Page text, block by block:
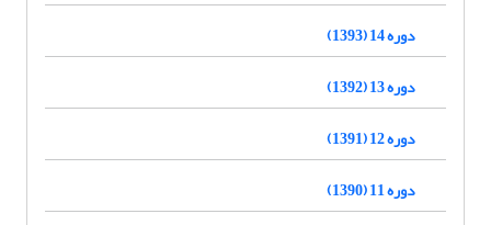
دوره 14 (1393)
دوره 13 (1392)
دوره 12 (1391)
دوره 11 (1390)